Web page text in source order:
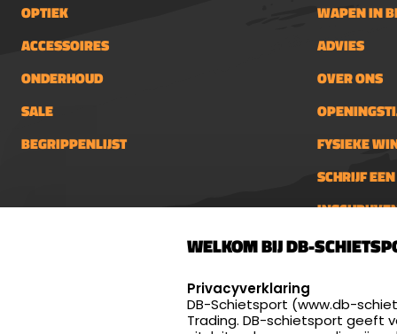
OPTIEK
ACCESSOIRES
ONDERHOUD
SALE
BEGRIPPENLIJST
WAPEN IN
ADVIES
OVER ONS
FYSIEKE
SCHRIJF
én 18:00
WELKOM BIJ DB-
SELECT LANGUAGE
Privacyverklaring
DB-Schietsport (www.db-
Trading. DB-schietsport geeft